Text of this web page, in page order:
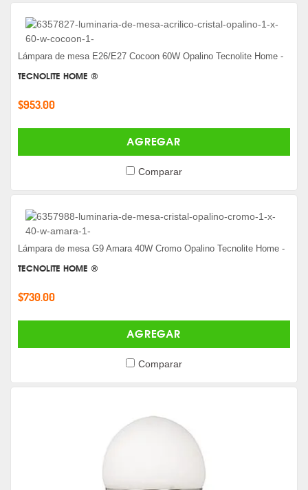
Lámpara de mesa E26/E27 Cocoon 60W Opalino Tecnolite Home -
TECNOLITE HOME ®
$953.00
AGREGAR
Comparar
Lámpara de mesa G9 Amara 40W Cromo Opalino Tecnolite Home -
TECNOLITE HOME ®
$730.00
AGREGAR
Comparar